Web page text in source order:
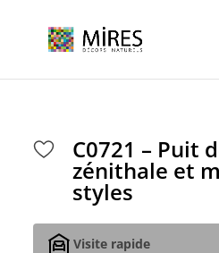
C0721 – Puit
zénithale et
styles
Visite rapide